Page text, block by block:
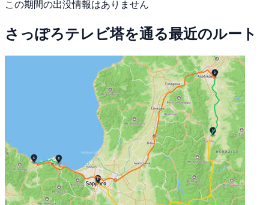
この期間の出没情報はありません
さっぽろテレビ塔を通る最近のルート